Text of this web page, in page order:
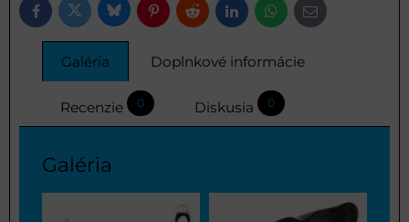
FacebookTwitterBlueskyPinterestRedditLinkedInWhatsApp
E-
mail
Galéria Doplnkové informácie
Recenzie 0 Diskusia 0
Galéria